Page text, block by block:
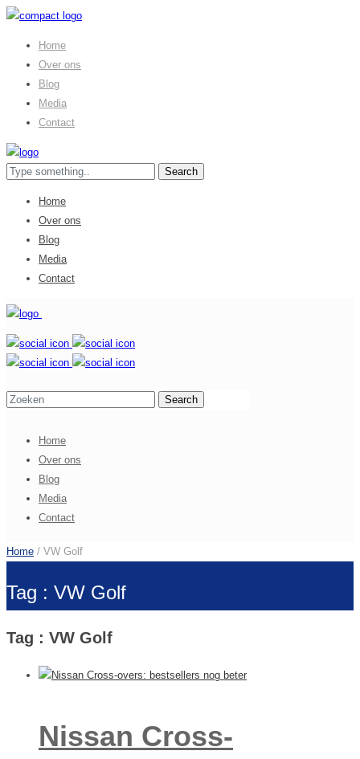
Home
Over ons
Blog
Media
Contact
Home
Over ons
Blog
Media
Contact
Home
Over ons
Blog
Media
Contact
Home / VW Golf
Tag : VW Golf
Tag : VW Golf
Nissan Cross-